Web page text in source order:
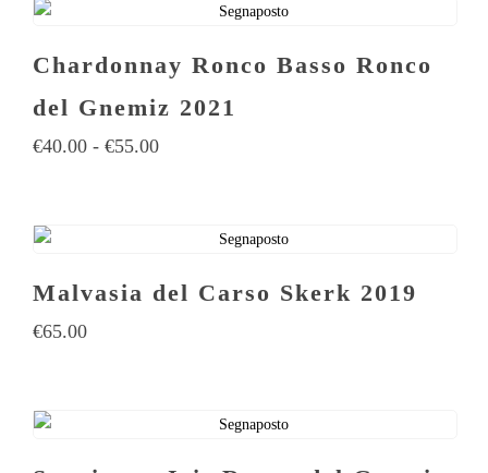
Chardonnay Ronco Basso Ronco
del Gnemiz 2021
€40.00 - €55.00
Malvasia del Carso Skerk 2019
€65.00